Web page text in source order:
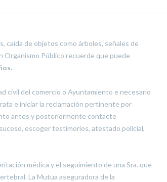
caída de objetos como árboles, señales de
Organismo Público recuerde que puede
civil del comercio o Ayuntamiento e necesario
e iniciar la reclamación pertinente por
antes y posteriormente contacte
escoger testimorios, atestado policial,
médica y el seguimiento de una Sra. que
La Mutua aseguradora de la